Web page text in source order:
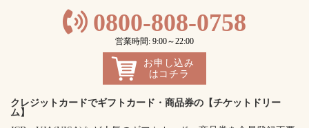
0800-808-0758
営業時間: 9:00～22:00
お申し込み
はコチラ
クレジットカードでギフトカード・商品券の【チケットドリー
ム】